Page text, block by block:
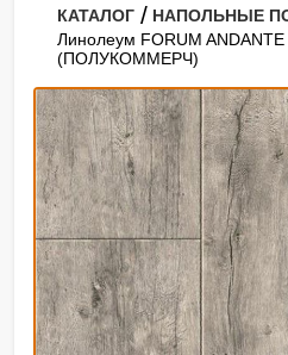
КАТАЛОГ / НАПОЛЬНЫЕ
Линолеум FORUM
(ПОЛУКОММЕРЧ)